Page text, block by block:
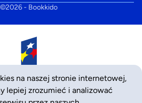
©2026- Bookkido
na naszej stronie internetowej,
lepiej zrozumieć i analizować